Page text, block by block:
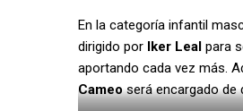
En la categoría infantil
dirigido por Iker Leal para
aportando cada vez más.
Cameoserá encargado de